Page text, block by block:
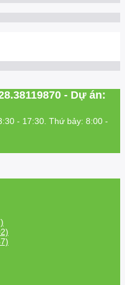
- Dự án:
- 17:30. Thứ bảy: 8:00 -